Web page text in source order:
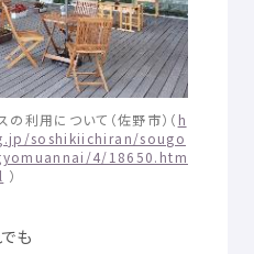
認定サービスとは
の利用について（佐野市）（ h
soshikiichiran/sougo
4/18650.htm
l ）
も